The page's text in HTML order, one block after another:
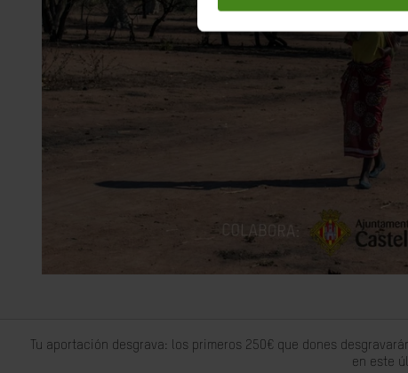
Tu aportación desgrava: los primeros 250€ que dones
en este